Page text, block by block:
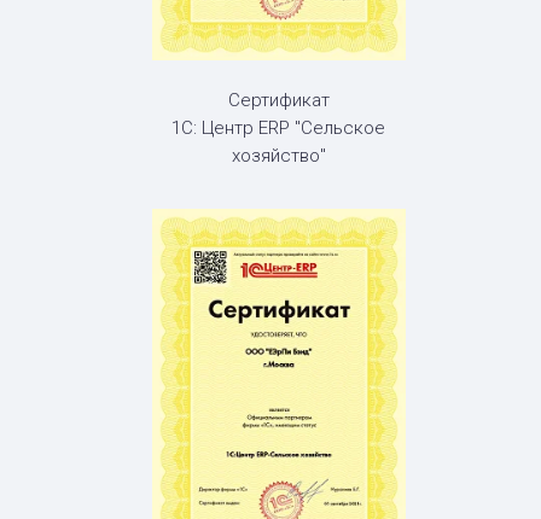
Сертификат
1С: Центр ERP "Сельское
хозяйство"